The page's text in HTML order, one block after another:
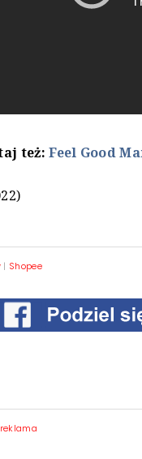
też:Feel Good
| Shopee
reklama